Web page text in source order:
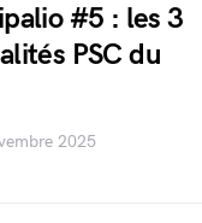
#5 : les 3
PSC du
2025